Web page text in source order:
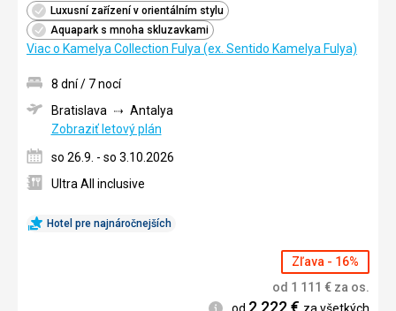
Luxusní zařízení v orientálním stylu
Aquapark s mnoha skluzavkami
Viac o Kamelya Collection Fulya (ex. Sentido Kamelya Fulya)
Hotel pre najnáročnejších
8 dní / 7 nocí
Bratislava
Antalya
Zobraziť letový plán
so 26.9. - so 3.10.2026
Ultra All inclusive
Zľava - 16%
od 1 111 € za os.
Informácie
od 2 222€ za všetkých